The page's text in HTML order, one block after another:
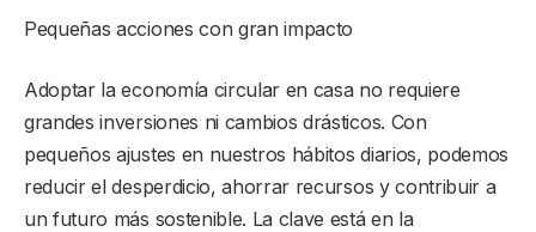
Pequeñas acciones con gran impacto
Adoptar la economía circular en casa no requiere
grandes inversiones ni cambios drásticos. Con
pequeños ajustes en nuestros hábitos diarios, podemos
reducir el desperdicio, ahorrar recursos y contribuir a
un futuro más sostenible. La clave está en la